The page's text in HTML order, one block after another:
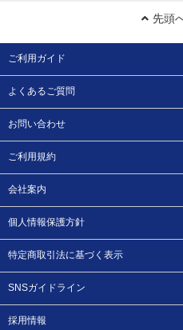
先頭
ご利用ガイド
よくあるご質問
お問い合わせ
ご利用規約
会社案内
個人情報保護方針
特定商取引法に基づく表示
SNSガイドライン
採用情報